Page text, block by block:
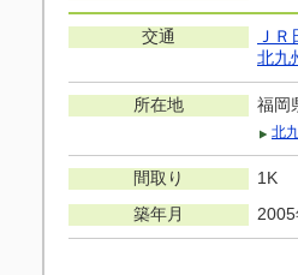
交通 Ｊ
北九
所在地 福岡
北
間取り 1K
築年月 2005